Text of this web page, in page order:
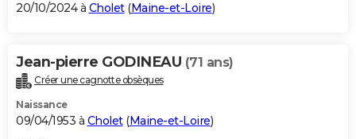
20/10/2024 à Cholet(Maine-et-Loire)
Jean-pierre GODINEAU (71 ans)
Créer une cagnotte obsèques
Naissance
09/04/1953 à Cholet(Maine-et-Loire)